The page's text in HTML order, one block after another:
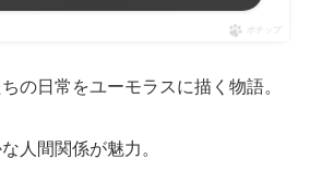
ポチップ
の日常をユーモラスに描く物語。
人間関係が魅力。